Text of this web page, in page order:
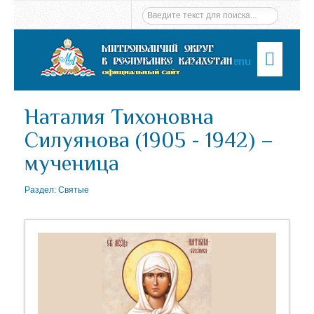
Menu
Наталия Тихоновна
Силуянова (1905 - 1942) –
мученица
Раздел: Святые